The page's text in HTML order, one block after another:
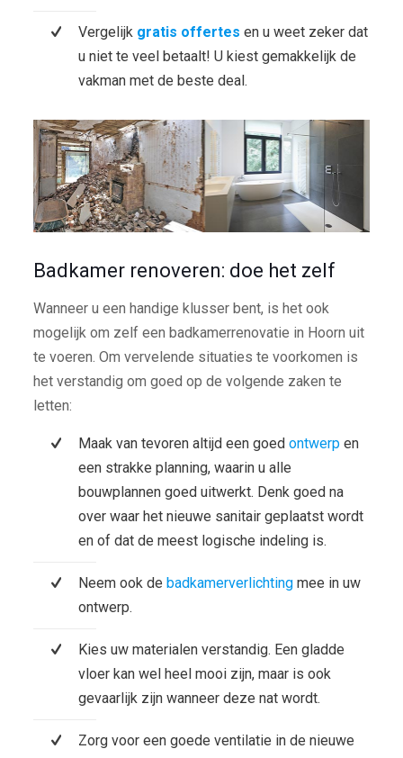
Vergelijk gratis offertes en u weet zeker dat
u niet te veel betaalt! U kiest gemakkelijk de
vakman met de beste deal.
Badkamer renoveren: doe het zelf
Wanneer u een handige klusser bent, is het ook
mogelijk om zelf een badkamerrenovatie in Hoorn uit
te voeren. Om vervelende situaties te voorkomen is
het verstandig om goed op de volgende zaken te
letten:
Maak van tevoren altijd een goed ontwerp en
een strakke planning, waarin u alle
bouwplannen goed uitwerkt. Denk goed na
over waar het nieuwe sanitair geplaatst wordt
en of dat de meest logische indeling is.
Neem ook de badkamerverlichtingmee in uw
ontwerp.
Kies uw materialen verstandig. Een gladde
vloer kan wel heel mooi zijn, maar is ook
gevaarlijk zijn wanneer deze nat wordt.
Zorg voor een goede ventilatie in de nieuwe